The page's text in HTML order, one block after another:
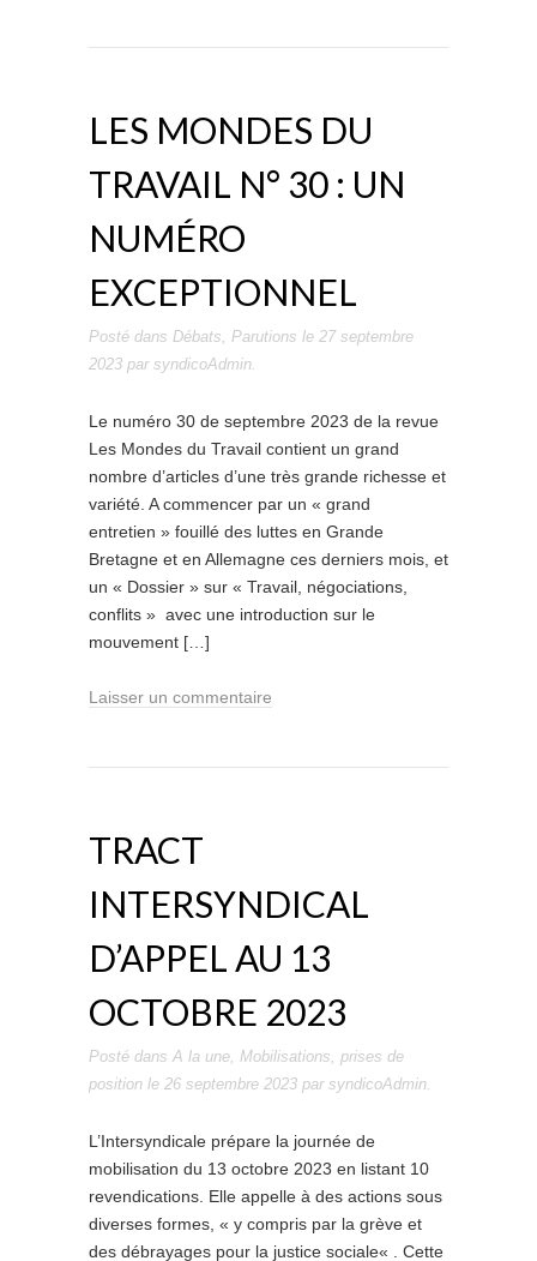
LES MONDES DU
TRAVAIL N° 30 : UN
NUMÉRO
EXCEPTIONNEL
Posté dans Débats, Parutions le 27 septembre
2023 par syndicoAdmin.
Le numéro 30 de septembre 2023 de la revue
Les Mondes du Travail contient un grand
nombre d’articles d’une très grande richesse et
variété. A commencer par un « grand
entretien » fouillé des luttes en Grande
Bretagne et en Allemagne ces derniers mois, et
un « Dossier » sur « Travail, négociations,
conflits » avec une introduction sur le
mouvement […]
Laisser un commentaire
TRACT
INTERSYNDICAL
D’APPEL AU 13
OCTOBRE 2023
Posté dans A la une, Mobilisations, prises de
position le 26 septembre 2023 par syndicoAdmin.
L’Intersyndicale prépare la journée de
mobilisation du 13 octobre 2023 en listant 10
revendications. Elle appelle à des actions sous
diverses formes, « y compris par la grève et
des débrayages pour la justice sociale« . Cette